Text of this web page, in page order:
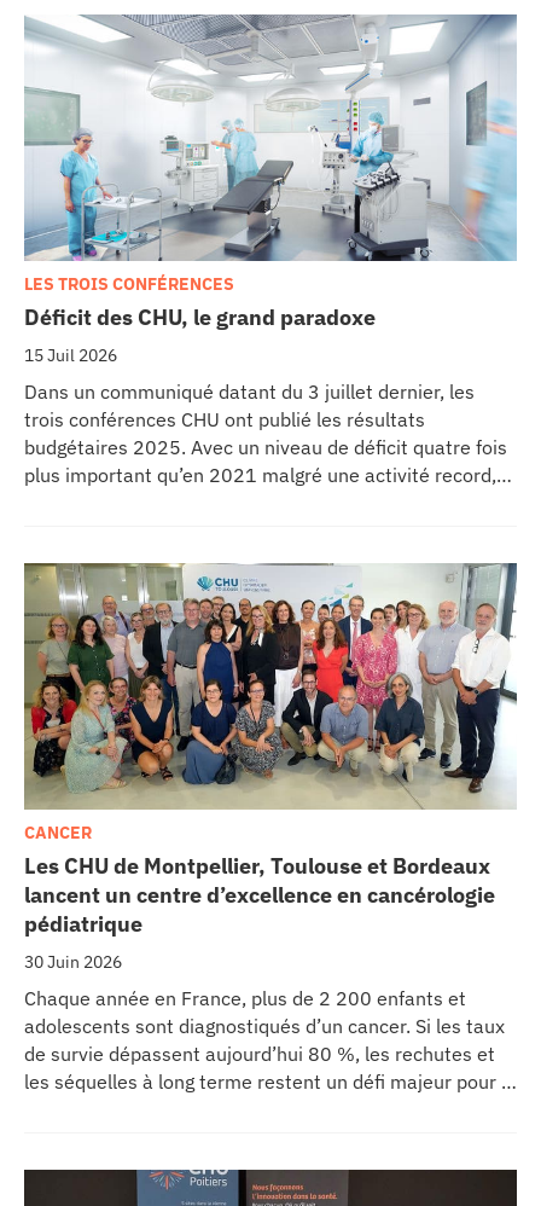
Déficit des CHU, le grand paradoxe
15 Juil 2026
LES TROIS CONFÉRENCES
Dans un communiqué datant du 3 juillet dernier, les
trois conférences CHU ont publié les résultats
budgétaires 2025. Avec un niveau de déficit quatre fois
plus important qu’en 2021 malgré une activité record,
Les CHU de Montpellier, Toulouse et Bordeaux
lancent un centre d’excellence en cancérologie
pédiatrique
30 Juin 2026
CANCER
Chaque année en France, plus de 2 200 enfants et
adolescents sont diagnostiqués d’un cancer. Si les taux
de survie dépassent aujourd’hui 80 %, les rechutes et
les séquelles à long terme restent un défi majeur pour la
l’Oncopole Claudius Regaud et de leurs partenaires,
lancent CIRCLE, un centre de recherche d’excellence